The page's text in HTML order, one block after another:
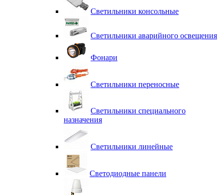
Светильники консольные
Светильники аварийного освещения
Фонари
Светильники переносные
Светильники специального
назначения
Светильники линейные
Светодиодные панели